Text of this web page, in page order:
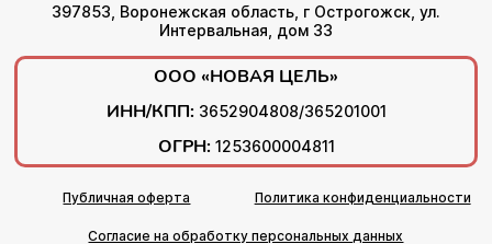
397853, Воронежская область, г Острогожск, ул.
Интервальная, дом 33
ООО «НОВАЯ ЦЕЛЬ»
ИНН/КПП: 3652904808/365201001
ОГРН: 1253600004811
Публичная оферта Политика конфиденциальности
Согласие на обработку персональных данных